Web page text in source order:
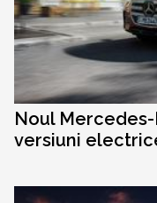
Noul Mercedes-
versiuni